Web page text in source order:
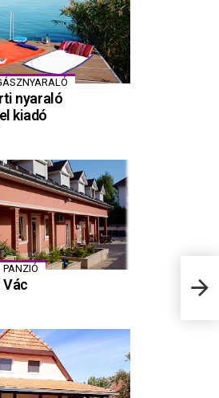
nyaraló
kiadó
PANZIÓ
Vác